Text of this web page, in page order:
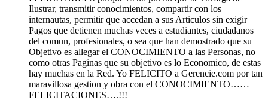
Ilustrar, transmitir conocimientos, compartir con los
internautas, permitir que accedan a sus Articulos sin exigir
Pagos que detienen muchas veces a estudiantes, ciudadanos
del comun, profesionales, o sea que han demostrado que su
Objetivo es allegar el CONOCIMIENTO a las Personas, no
como otras Paginas que su objetivo es lo Economico, de estas
hay muchas en la Red. Yo FELICITO a Gerencie.com por tan
maravillosa gestion y obra con el CONOCIMIENTO……
FELICITACIONES….!!!